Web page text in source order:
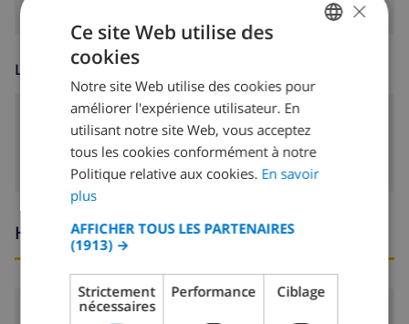
LOISIR
Cable tv
Heures d'arrivée et de départ
Arrivée:
DUTCH
SPANISH
GERMAN
DANISH
×
Ce site Web utilise des
cookies
Notre site Web utilise des cookies pour
améliorer l'expérience utilisateur. En
utilisant notre site Web, vous acceptez
tous les cookies conformément à notre
Politique relative aux cookies. En savoir
plus
AFFICHER TOUS LES PARTENAIRES
(1913) →
Strictement
nécessaires
Performance Ciblage